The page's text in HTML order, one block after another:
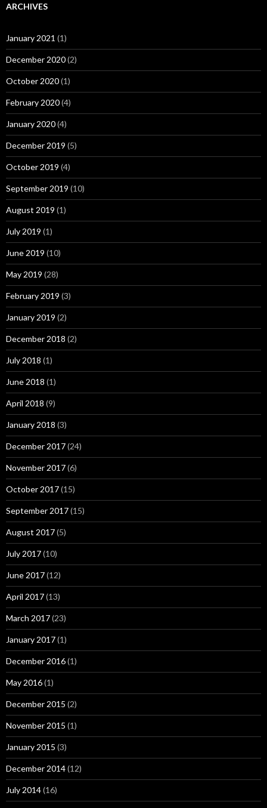
ARCHIVES
January 2021 (1)
December 2020(2)
October 2020(1)
February 2020(4)
January 2020(4)
December 2019 (5)
October 2019 (4)
September 2019 (10)
August 2019 (1)
July 2019 (1)
June 2019 (10)
May 2019 (28)
February 2019 (3)
January 2019 (2)
December 2018 (2)
July 2018 (1)
June 2018 (1)
April 2018 (9)
January 2018 (3)
December 2017(24)
November 2017(6)
October 2017(15)
September 2017(15)
August 2017(5)
July 2017(10)
June 2017(12)
April 2017(13)
March 2017(23)
January 2017(1)
December 2016(1)
May 2016(1)
December 2015 (2)
November 2015 (1)
January 2015 (3)
December 2014(12)
July 2014(16)